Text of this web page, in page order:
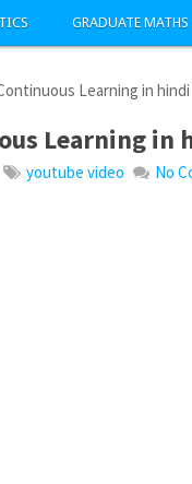
GRADUATE MATHS
Learning in hindi
Learning in
youtube video No